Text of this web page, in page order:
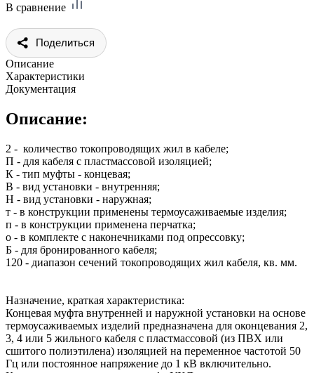
В сравнение
Поделиться
Описание
Характеристики
Документация
Описание:
2 - количество токопроводящих жил в кабеле;
П - для кабеля с пластмассовой изоляцией;
К - тип муфты - концевая;
В - вид установки - внутренняя;
Н - вид установки - наружная;
т - в конструкции применены термоусаживаемые изделия;
п - в конструкции применена перчатка;
о - в комплекте с наконечниками под опрессовку;
Б - для бронированного кабеля;
120 - диапазон сечений токопроводящих жил кабеля, кв. мм.
Назначение, краткая характеристика:
Концевая муфта внутренней и наружной установки на основе
термоусаживаемых изделий предназначена для оконцевания 2,
3, 4 или 5 жильного кабеля с пластмассовой (из ПВХ или
сшитого полиэтилена) изоляцией на переменное частотой 50
Гц или постоянное напряжение до 1 кВ включительно.